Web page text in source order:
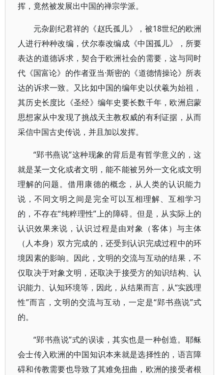
挥，竟然被发展出中国的禅宗学派。
元杂剧纪君祥的《赵氏孤儿》，被18世纪的欧洲
人进行种种改编，伏尔泰改编成《中国孤儿》，所要
表达的道德诉求，契合于欧洲社会的需要，这与同时
代《国富论》的作者亚当·斯密的《道德情操论》所表
达的诉求一致。又比如中国的编年史以伏羲为始祖，
其历史长度比《圣经》编年史要长数千年，欧洲启蒙
思想家从中发现了挑战天主教权威的有利证据，从而
采信中国古史传说，并且加以发挥。
“郢书燕说”这种现象的背后是有哲学意义的，这
就是某一文化或者文明，能不能被另外一文化或文明
理解的问题。借用康德的概念，从人类的认识能力
说，不同文明之间是完全可以互相理解、互相学习
的，不存在“纯粹理性”上的障碍。但是，从实际上的
认识效果来说，认识过程是由对象（客体）与主体
（人本身）双方完成的，还受到认识完成过程中的环
境因素的影响。因此，文明的交流与互动的结果，不
仅取决于对象文明，还取决于接受方的知识结构、认
识能力、认知环境等，因此，从结果而言，从“实践理
性”而言，文明的交流与互动，一定是“郢书燕说”式
的。
“郢书燕说”式的误读，其实也是一种创造。耶稣
会士传入欧洲的中国知识本来就是选择性的，语言障
碍和传教需要也导致了其难免扭曲，欧洲的接受者根